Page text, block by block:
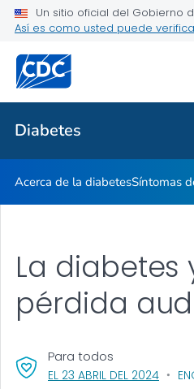
Un sitio oficial del Gobierno
Así es como usted puede
Diabetes
Vivir con diabetes
Temas relacionados
Diabetes
Acerca de la diabetesSíntomas
EL 23 ABRIL DEL 2024, VISIT
Para todos
La diabetes
pérdida